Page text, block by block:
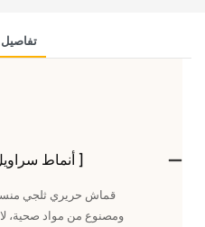
تفاصيل
✿[ أنماط سراويل داخلية بدون خياطة ]
قماش حريري ثلجي
ومصنوع من مواد صحية،